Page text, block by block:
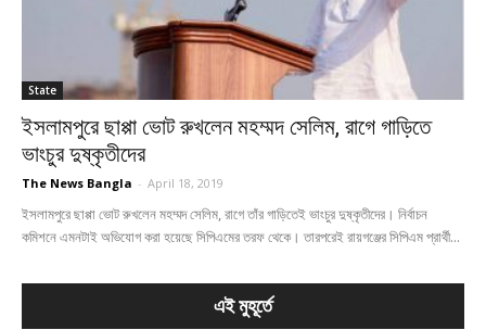
State
ইসলামপুরে ছাপ্পা ভোট রুখলেন মহম্মদ সেলিম, রাগে গাড়িতে
ভাংচুর দুষ্কৃতীদের
The News Bangla - April 18, 2019
ইসলামপুরে ছাপ্পা ভোট রুখলেন মহম্মদ সেলিম, রাগে তাঁর গাড়িতেই ভাংচুর দুষ্কৃতীদের। নির্বাচন
কমিশনে এমনটাই অভিযোগ করা হয়েছে সিপিএমের তরফ থেকে। তারপরেই রায়গঞ্জের সিপিএম প্রার্থী...
এই মুহূর্তে